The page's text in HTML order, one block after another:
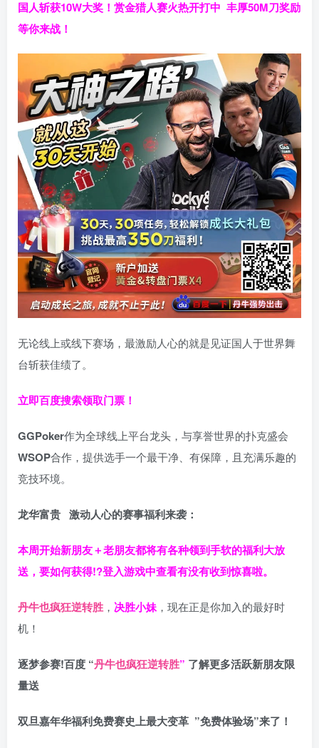
国人斩获10W大奖！ 赏金猎人赛火热开打中 丰厚50M刀奖励
等你来战！
无论线上或线下赛场，最激励人心的就是见证国人于世界舞
台斩获佳绩了。
立即百度搜索领取门票！
GGPoker作为全球线上平台龙头，与享誉世界的扑克盛会
WSOP合作，提供选手一个最干净、有保障，且充满乐趣的
竞技环境。
龙华富贵 激动人心的赛事福利来袭：
本周开始新朋友＋老朋友都将有各种领到手软的福利大放
送，要如何获得!?登入游戏中查看有没有收到惊喜啦。
丹牛也疯狂逆转胜 ， 决胜小妹 ，现在正是你加入的最好时
机！
逐梦参赛!百度 “丹牛也疯狂逆转胜” 了解更多活跃新朋友限
量送
双旦嘉年华福利免费赛史上最大变革 ”免费体验场”来了！